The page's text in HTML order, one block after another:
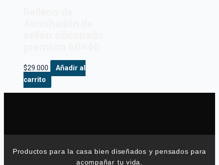
$29.000
Añadir al
carrito
Productos para la casa bien diseñados y pensados para
acompañar tu vida.